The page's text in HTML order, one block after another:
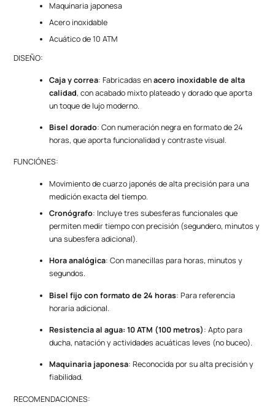
Maquinaria japonesa
Acero inoxidable
Acuático de 10 ATM
DISEÑO:
Caja y correa: Fabricadas enacero inoxidable de alta
calidad, con acabado mixto plateado y dorado que aporta
un toque de lujo moderno.
Bisel dorado: Con numeración negra en formato de 24
horas, que aporta funcionalidad y contraste visual.
FUNCIÓNES:
Movimiento de cuarzo japonés de alta precisión para una
medición exacta del tiempo.
Cronógrafo: Incluye tres subesferas funcionales que
permiten medir tiempo con precisión (segundero, minutos y
una subesfera adicional).
Hora analógica: Con manecillas para horas, minutos y
segundos.
Bisel fijo con formato de 24 horas: Para referencia
horaria adicional.
Resistencia al agua: 10 ATM (100 metros): Apto para
ducha, natación y actividades acuáticas leves (no buceo).
Maquinaria japonesa: Reconocida por su alta precisión y
fiabilidad.
RECOMENDACIONES: